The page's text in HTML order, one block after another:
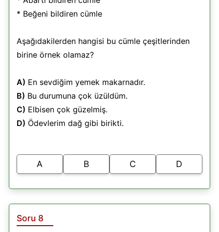
* Beğeni bildiren cümle
Aşağıdakilerden hangisi bu cümle çeşitlerinden
birine örnek olamaz?
A) En sevdiğim yemek makarnadır.
B) Bu durumuna çok üzüldüm.
C) Elbisen çok güzelmiş.
D) Ödevlerim dağ gibi birikti.
A B C D
Soru 8